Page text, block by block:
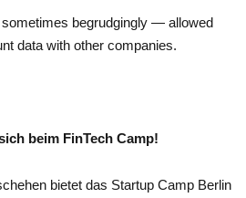
begrudgingly — allowed
data with other companies.
beim FinTech Camp!
bietet das Startup Camp Berlin